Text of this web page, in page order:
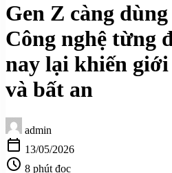
Gen Z càng
Công nghệ từng
nay lại khiến
và bất an
admin
calendar_today 13/05/2026
schedule 8 phút đọc